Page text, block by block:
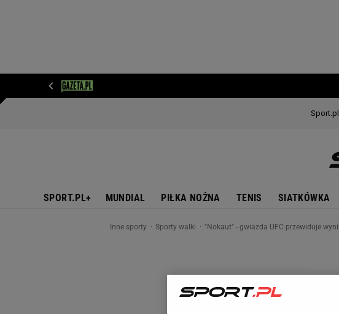
SPORT.PL+ MUNDIAL PIŁKA NOŻNA TENIS SIATKÓWKA
Inne sporty Sporty walki "Nokaut" - gwiazda UFC przewiduje